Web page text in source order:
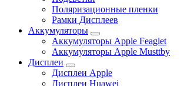
Поляризационные пленки
Рамки Дисплеев
Аккумуляторы
Аккумуляторы Apple Feaglet
Аккумуляторы Apple Musttby
Дисплеи
Дисплеи Apple
Дисплеи Huawei